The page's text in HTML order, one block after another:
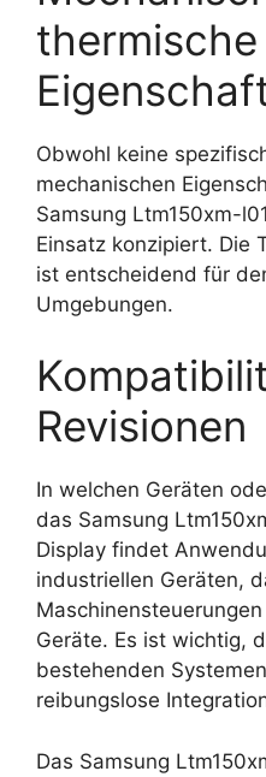
thermische
Obwohl keine
mechanischen
Samsung Ltm150xm-
Einsatz konzipiert. Die
ist entscheidend für
Umgebungen.
Revisionen
In welchen Geräten
das Samsung
Display findet
industriellen Geräten,
Geräte. Es ist wichtig,
bestehenden
reibungslose
Das Samsung